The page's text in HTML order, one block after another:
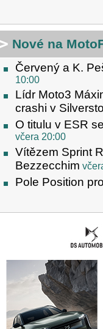
Nové na
Červený a K.
10:00
Lídr Moto3
crashi v
O titulu v ESR
včera 20:00
Vítězem Sprint
Bezzecchim
Pole Position